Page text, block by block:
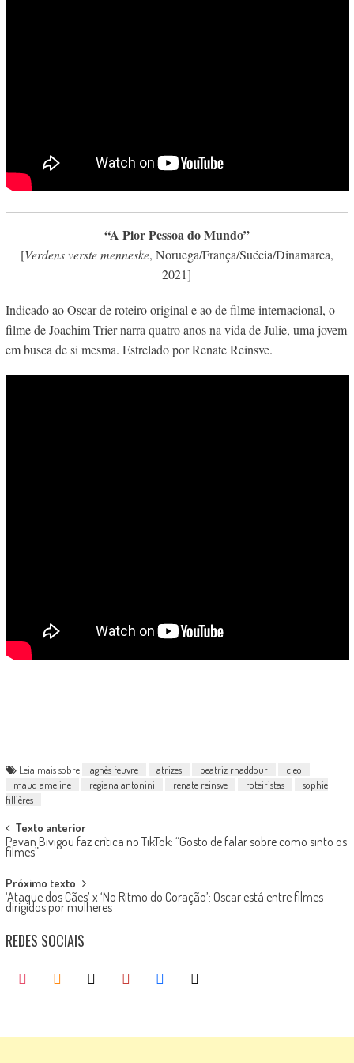
“A Pior Pessoa do Mundo”
[Verdens verste menneske, Noruega/França/Suécia/Dinamarca,
2021]
Indicado ao Oscar de roteiro original e ao de filme internacional, o
filme de Joachim Trier narra quatro anos na vida de Julie, uma jovem
em busca de si mesma. Estrelado por Renate Reinsve.
Leia mais sobre agnès feuvre atrizes beatriz rhaddour
cleo
maud ameline
regiana antonini renate reinsve roteiristas
sophie
fillières
Post
navigation
Texto anterior
Pavan Bivigou faz crítica no TikTok: “Gosto de falar sobre como sinto os
filmes”
Próximo texto
‘Ataque dos Cães’ x ‘No Ritmo do Coração’: Oscar está entre filmes
dirigidos por mulheres
REDES SOCIAIS